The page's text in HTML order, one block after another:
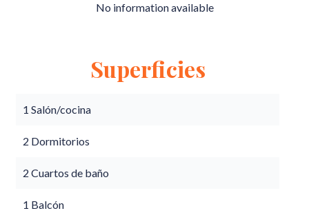
No information available
Superficies
1 Salón/cocina
2 Dormitorios
2 Cuartos de baño
1 Balcón